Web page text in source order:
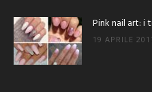
Pink nail art: i
19 APRILE